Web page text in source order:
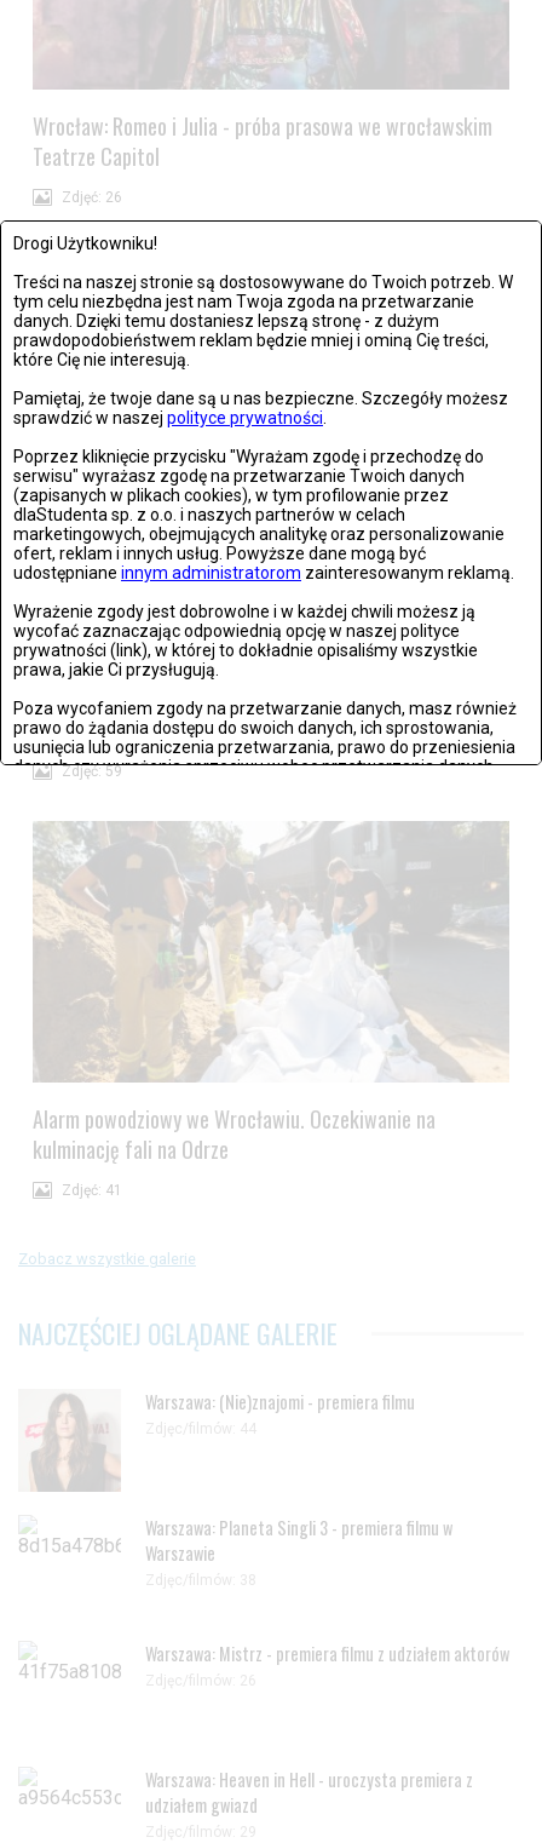
Drogi Użytkowniku!
Treści na naszej stronie są dostosowywane do Twoich potrzeb. W
tym celu niezbędna jest nam Twoja zgoda na przetwarzanie
danych. Dzięki temu dostaniesz lepszą stronę - z dużym
prawdopodobieństwem reklam będzie mniej i ominą Cię treści,
które Cię nie interesują.
Pamiętaj, że twoje dane są u nas bezpieczne. Szczegóły możesz
sprawdzić w naszej polityce prywatności
Poprzez kliknięcie przycisku "Wyrażam zgodę i przechodzę do
serwisu" wyrażasz zgodę na przetwarzanie Twoich danych
(zapisanych w plikach cookies), w tym profilowanie przez
dlaStudenta sp. z o.o. i naszych partnerów w celach
marketingowych, obejmujących analitykę oraz personalizowanie
ofert, reklam i innych usług. Powyższe dane mogą być
udostępniane innym administratorom zainteresowanym reklamą.
Wyrażenie zgody jest dobrowolne i w każdej chwili możesz ją
wycofać zaznaczając odpowiednią opcję w naszej polityce
prywatności (link), w której to dokładnie opisaliśmy wszystkie
prawa, jakie Ci przysługują.
Poza wycofaniem zgody na przetwarzanie danych, masz również
prawo do żądania dostępu do swoich danych, ich sprostowania,
usunięcia lub ograniczenia przetwarzania, prawo do przeniesienia
danych czy wyrażenia sprzeciwu wobec przetwarzania danych.
przejdź doustawień zaawansowanych.
Wyrażam zgodę i przechodzę do serwisu
Wrocław: Romeo i Julia - próba prasowa we wrocławskim
Teatrze Capitol
Zdjęć: 26
Stronie Śląskie w ruinach: skutki niszczycielskiej powodzi
Zdjęć: 25
Lądek Zdrój po powodzi
Zdjęć: 59
Alarm powodziowy we Wrocławiu. Oczekiwanie na
kulminację fali na Odrze
Zdjęć: 41
Zobacz wszystkie galerie
NAJCZĘŚCIEJ OGLĄDANE GALERIE
Warszawa: (Nie)znajomi - premiera filmu
Zdjęc/filmów: 44
Warszawa: Planeta Singli 3 - premiera filmu w
Warszawie
Zdjęc/filmów: 38
Warszawa: Mistrz - premiera filmu z udziałem aktorów
Zdjęc/filmów: 26
Warszawa: Heaven in Hell - uroczysta premiera z
udziałem gwiazd
Zdjęc/filmów: 29